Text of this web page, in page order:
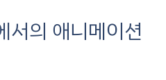
서의 애니메이션